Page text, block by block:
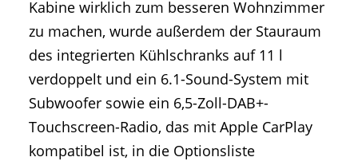
Kabine wirklich zum besseren Wohnzimmer
zu machen, wurde außerdem der Stauraum
des integrierten Kühlschranks auf 11 l
verdoppelt und ein 6.1-Sound-System mit
Subwoofer sowie ein 6,5-Zoll-DAB+-
Touchscreen-Radio, das mit Apple CarPlay
kompatibel ist, in die Optionsliste